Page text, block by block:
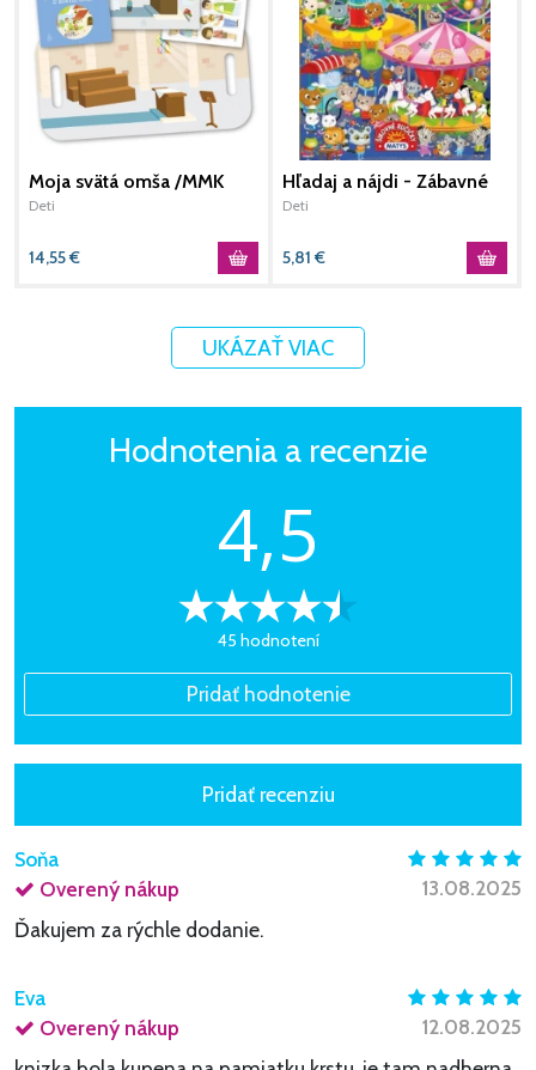
Moja svätá omša /MMK
Deti
14,55€
Hľadaj a nájdi - Zábavné
prázdniny
Deti
5,81 €
UKÁZAŤ VIAC
Hodnotenia a recenzie
4,5
45 hodnotení
Soňa
Overený nákup
13.08.2025
Ďakujem za rýchle dodanie.
Eva
Overený nákup
12.08.2025